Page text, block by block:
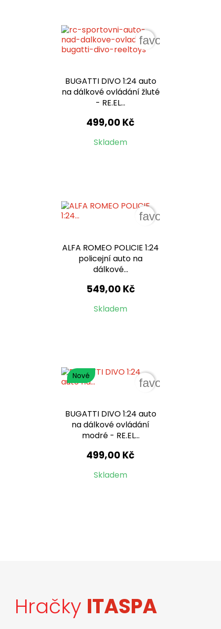
BUGATTI DIVO 1:24 auto
na dálkové ovládání žluté
- RE.EL...
499,00 Kč
Skladem
favorite_border
ALFA ROMEO POLICIE 1:24
policejní auto na
dálkové...
549,00 Kč
Skladem
favorite_border
BUGATTI DIVO 1:24 auto
na dálkové ovládání
modré - RE.EL...
499,00 Kč
Skladem
Nové
favorite_border
Hračky ITASPA